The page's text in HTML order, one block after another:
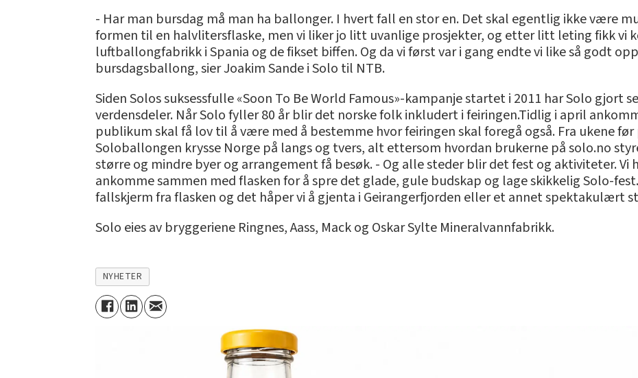
- Har man bursdag må man ha ballonger. I hvert fall en stor en. Det skal egentlig ikke være
formen til en halvlitersflaske, men vi liker jo litt uvanlige prosjekter, og etter litt leting fikk vi
luftballongfabrikk i Spania og de fikset biffen. Og da vi først var i gang endte vi like så godt
bursdagsballong, sier Joakim Sande i Solo til NTB.
Siden Solos suksessfulle «Soon To Be World Famous»-kampanje startet i 2011 har Solo gjort
verdensdeler. Når Solo fyller 80 år blir det norske folk inkludert i feiringen.Tidlig i april
publikum skal få lov til å være med å bestemme hvor feiringen skal foregå også. Fra ukene
Soloballongen krysse Norge på langs og tvers, alt ettersom hvordan brukerne på solo.no
større og mindre byer og arrangement få besøk. - Og alle steder blir det fest og aktiviteter. Vi
ankomme sammen med flasken for å spre det glade, gule budskap og lage skikkelig Solo-
fallskjerm fra flasken og det håper vi å gjenta i Geirangerfjorden eller et annet spektakulært
Solo eies av bryggeriene Ringnes, Aass, Mack og Oskar Sylte Mineralvannfabrikk.
NYHETER